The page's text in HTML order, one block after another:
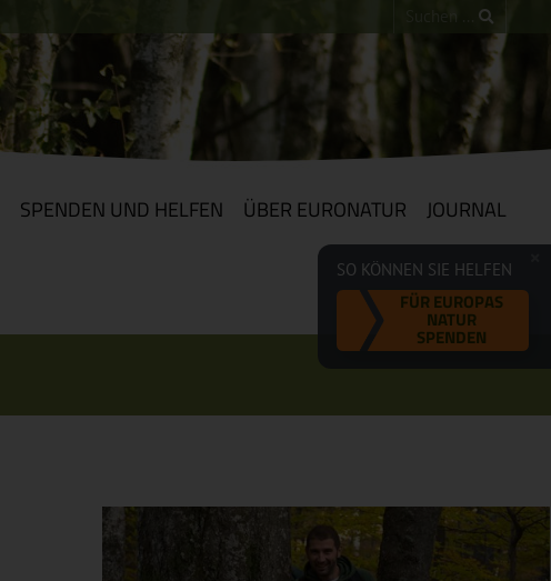
SPENDEN UND HELFEN ÜBER EURONATUR JOURNAL
SO KÖNNEN SIE HELFEN
FÜR EUROPAS
NATUR
SPENDEN